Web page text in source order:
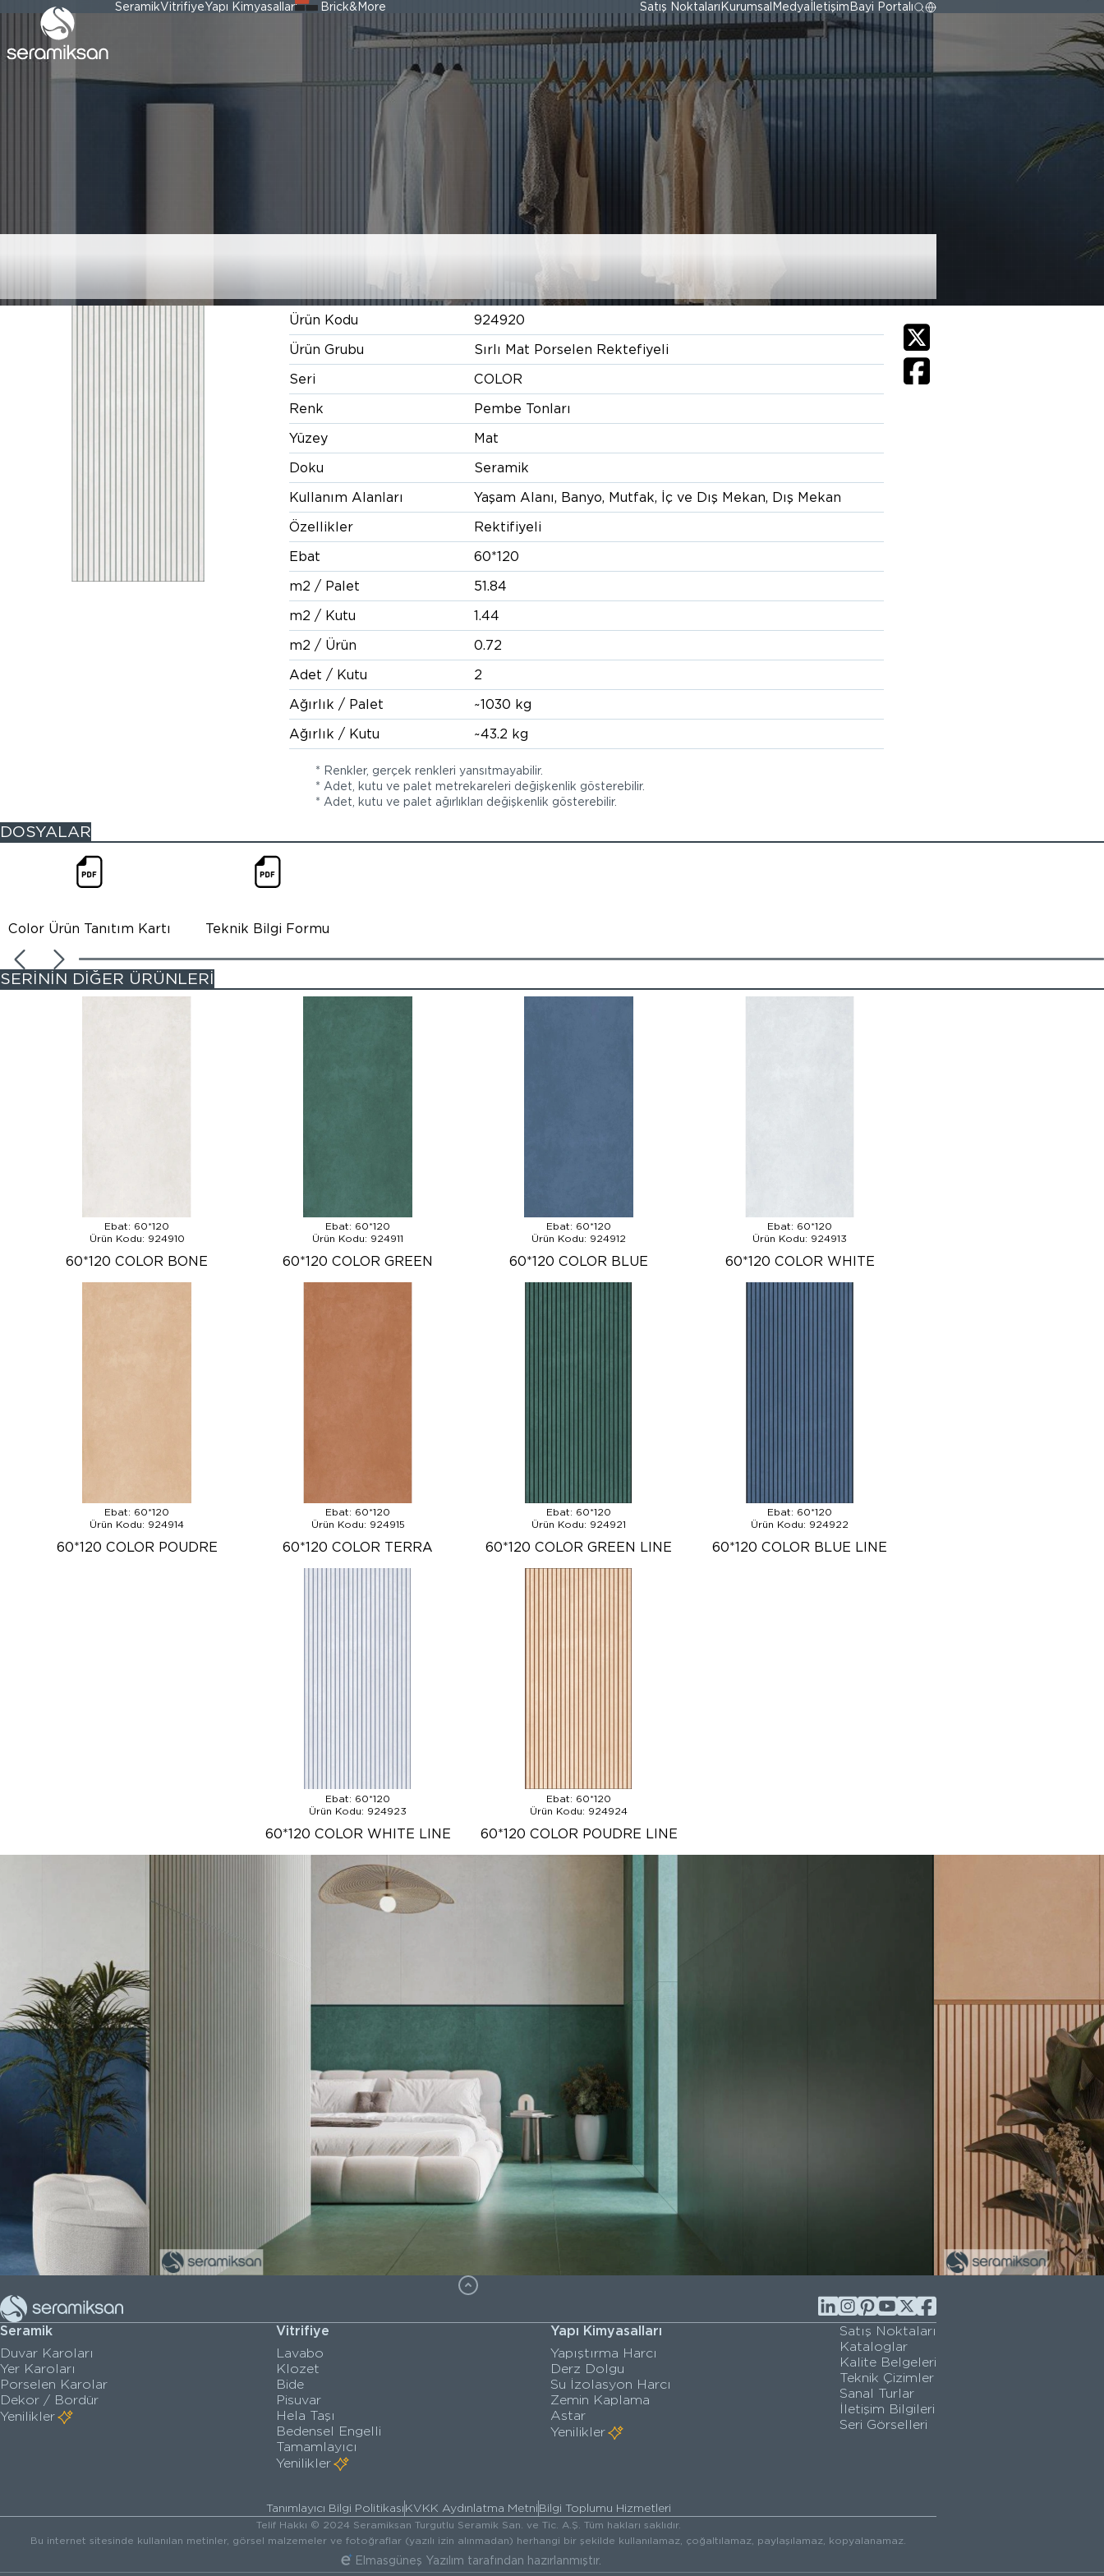
SeramikVitrifiyeYapı Kimyasalları Brick&More Satış Noktaları Kurumsal Medya İletişim Bayi Portalı
60*120 COLOR BONE LINE
Ürün Kodu
924920
Ürün Grubu
Sırlı Mat Porselen Rektefiyeli
Seri
COLOR
Renk
Pembe Tonları
Yüzey
Mat
Doku
Seramik
Kullanım Alanları
Yaşam Alanı, Banyo, Mutfak, İç ve Dış Mekan, Dış Mekan
Özellikler
Rektifiyeli
Ebat
60*120
m2 / Palet
51.84
m2 / Kutu
1.44
m2 / Ürün
0.72
Adet / Kutu
2
Ağırlık / Palet
~1030 kg
Ağırlık / Kutu
~43.2 kg
* Renkler, gerçek renkleri yansıtmayabilir.
* Adet, kutu ve palet metrekareleri değişkenlik gösterebilir.
* Adet, kutu ve palet ağırlıkları değişkenlik gösterebilir.
DOSYALAR
Color Ürün Tanıtım Kartı Teknik Bilgi Formu
SERİNİN DİĞER ÜRÜNLERİ
Ebat: 60*120
Ürün Kodu: 924910
60*120 COLOR BONE
Ebat: 60*120
Ürün Kodu: 924911
60*120 COLOR GREEN
Ebat: 60*120
Ürün Kodu: 924912
60*120 COLOR BLUE
Ebat: 60*120
Ürün Kodu: 924913
60*120 COLOR WHITE
Ebat: 60*120
Ürün Kodu: 924914
60*120 COLOR POUDRE
Ebat: 60*120
Ürün Kodu: 924915
60*120 COLOR TERRA
Ebat: 60*120
Ürün Kodu: 924921
60*120 COLOR GREEN LINE
Ebat: 60*120
Ürün Kodu: 924922
60*120 COLOR BLUE LINE
Ebat: 60*120
Ürün Kodu: 924923
60*120 COLOR WHITE LINE
Ebat: 60*120
Ürün Kodu: 924924
60*120 COLOR POUDRE LINE
Seramik
Duvar Karoları
Yer Karoları
Porselen Karolar
Dekor / Bordür
Yenilikler
Vitrifiye
Lavabo
Klozet
Bide
Pisuvar
Hela Taşı
Bedensel Engelli
Tamamlayıcı
Yenilikler
Yapı Kimyasalları
Yapıştırma Harcı
Derz Dolgu
Su İzolasyon Harcı
Zemin Kaplama
Astar
Yenilikler
Satış Noktaları
Kataloglar
Kalite Belgeleri
Teknik Çizimler
Sanal Turlar
İletişim Bilgileri
Seri Görselleri
Tanımlayıcı Bilgi PolitikasıKVKK Aydınlatma MetniBilgi Toplumu Hizmetleri
Telif Hakkı © 2024 Seramiksan Turgutlu Seramik San. ve Tic. A.Ş. Tüm hakları saklıdır.
Bu internet sitesinde kullanılan metinler, görsel malzemeler ve fotoğraflar (yazılı izin alınmadan) herhangi bir şekilde kullanılamaz, çoğaltılamaz, paylaşılamaz, kopyalanamaz.
Elmasgüneş Yazılım tarafından hazırlanmıştır.